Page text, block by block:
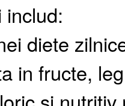
diete
in fructe,